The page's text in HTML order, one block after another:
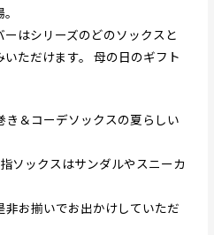
はシリーズのどのソックスと
ただけます。 母の日のギフト
＆コーデソックスの夏らしい
ソックスはサンダルやスニーカ
お揃いでお出かけしていただ